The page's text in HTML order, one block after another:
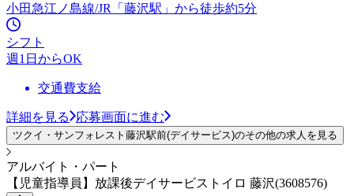
小田急江ノ島線/JR「藤沢駅」から徒歩約5分
シフト
週1日からOK
交通費支給
詳細を見る 応募画面に進む
ツクイ・サンフォレスト藤沢駅前(デイサービス)のその他の求人を見る
アルバイト・パート
【児童指導員】放課後デイサービストイロ 藤沢(3608576)